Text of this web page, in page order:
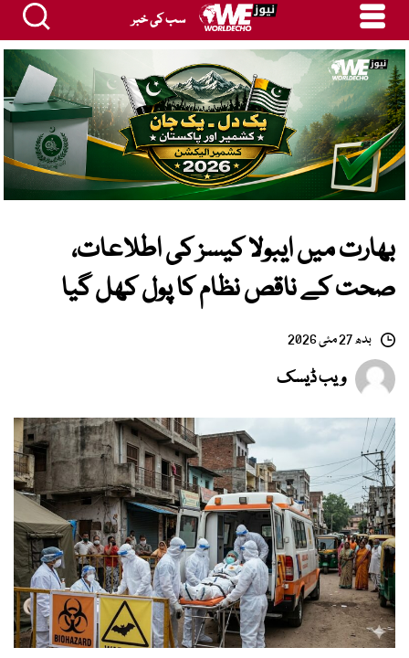
سب کی خبر
بھارت میں ایبولا کیسز کی اطلاعات،
صحت کے ناقص نظام کا پول کھل گیا
بدھ 27 مئی 2026
ویب ڈیسک